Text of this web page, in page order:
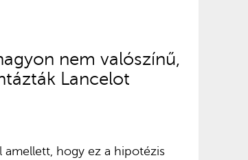
nem valószínű,
Lancelot
hogy ez a hipotézis